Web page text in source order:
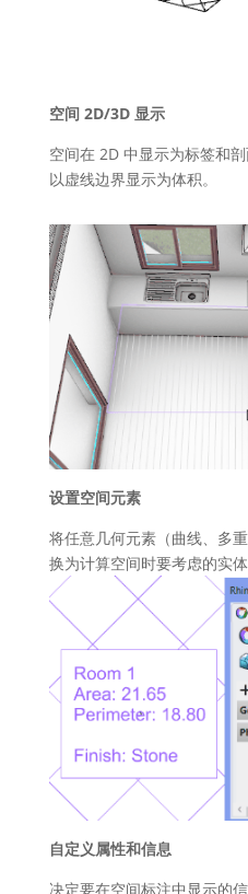
空间 2D/3D 显示
空间在 2D 中显示为标签和
以虚线边界显示为体积。
设置空间元素
将任意几何元素（曲线、多
换为计算空间时要考虑的实体
自定义属性和信息
决定要在空间标注中显示的